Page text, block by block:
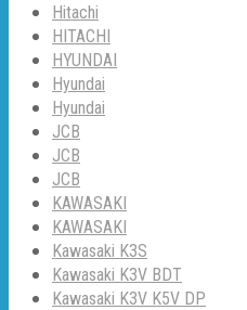
Hitachi
HITACHI
HYUNDAI
Hyundai
Hyundai
JCB
JCB
JCB
KAWASAKI
KAWASAKI
Kawasaki K3S
Kawasaki K3V BDT
Kawasaki K3V K5V DP